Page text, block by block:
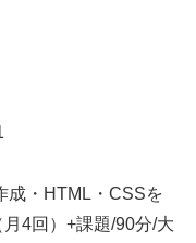
成・HTML・CSSを
4回）+課題/90分/大